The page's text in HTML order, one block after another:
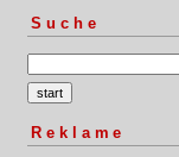
Suche
Reklame